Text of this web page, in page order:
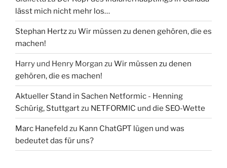
lässt mich nicht mehr los…
Stephan Hertzzu Wir müssen zu denen gehören, die es
machen!
Harry und Henry Morgan zu Wir müssen zu denen
gehören, die es machen!
Aktueller Stand in Sachen Netformic - Henning
Schürig, Stuttgartzu NETFORMIC und die SEO-Wette
Marc Hanefeld zu Kann ChatGPT lügen und was
bedeutet das für uns?